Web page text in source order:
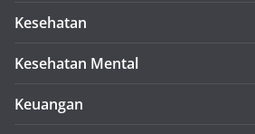
Kesehatan
Kesehatan Mental
Keuangan